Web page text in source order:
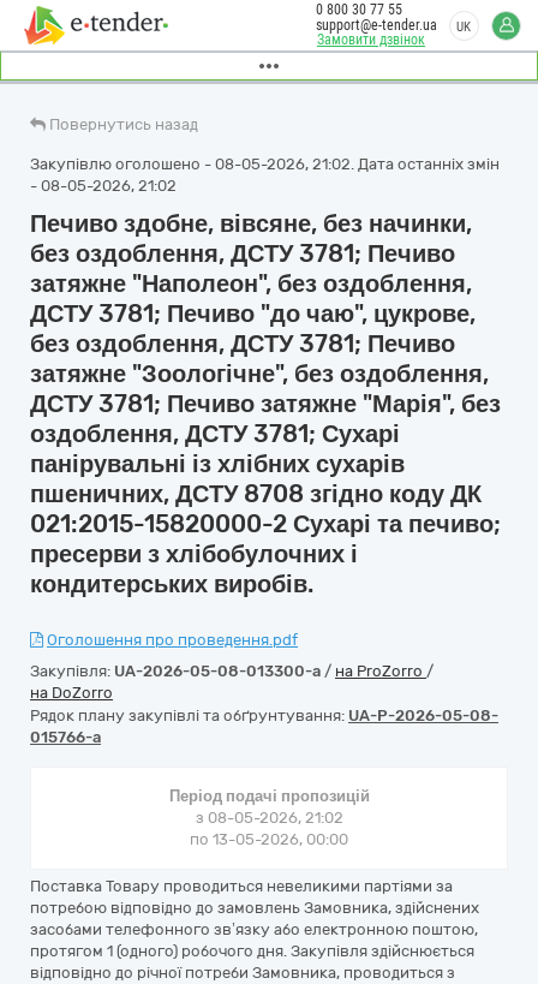
Замовити дзвінок
0 800 30 77 55
support@e-tender.ua
UK
Повернутись назад
Закупівлю оголошено - 08-05-2026, 21:02. Дата останніх змін
- 08-05-2026, 21:02
Печиво здобне, вівсяне, без начинки,
без оздоблення, ДСТУ 3781; Печиво
затяжне "Наполеон", без оздоблення,
ДСТУ 3781; Печиво "до чаю", цукрове,
без оздоблення, ДСТУ 3781; Печиво
затяжне "Зоологічне", без оздоблення,
ДСТУ 3781; Печиво затяжне "Марія", без
оздоблення, ДСТУ 3781; Сухарі
панірувальні із хлібних сухарів
пшеничних, ДСТУ 8708 згідно коду ДК
021:2015-15820000-2 Сухарі та печиво;
пресерви з хлібобулочних і
кондитерських виробів.
Оголошення про проведення.pdf
Закупівля: UA-2026-05-08-013300-a / на ProZorro /
на DoZorro
Рядок плану закупівлі та обґрунтування: UA-P-2026-05-08-
015766-a
Період подачі пропозицій
з 08-05-2026, 21:02
по 13-05-2026, 00:00
Поставка Товару проводиться невеликими партіями за
потребою відповідно до замовлень Замовника, здійснених
засобами телефонного зв’язку або електронною поштою,
протягом 1 (одного) робочого дня. Закупівля здійснюється
відповідно до річної потреби Замовника, проводиться з